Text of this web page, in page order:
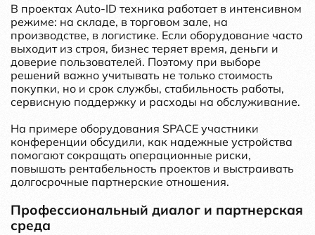
В проектах Auto-ID техника работает в интенсивном
режиме: на складе, в торговом зале, на
производстве, в логистике. Если оборудование часто
выходит из строя, бизнес теряет время, деньги и
доверие пользователей. Поэтому при выборе
решений важно учитывать не только стоимость
покупки, но и срок службы, стабильность работы,
сервисную поддержку и расходы на обслуживание.
На примере оборудования SPACE участники
конференции обсудили, как надежные устройства
помогают сокращать операционные риски,
повышать рентабельность проектов и выстраивать
долгосрочные партнерские отношения.
Профессиональный диалог и партнерская
среда